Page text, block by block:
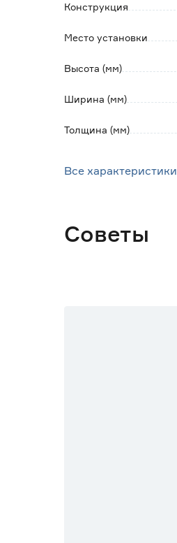
Конструкция
Место установки
Высота (мм)
Ширина (мм)
Толщина (мм)
Все характеристики
Советы